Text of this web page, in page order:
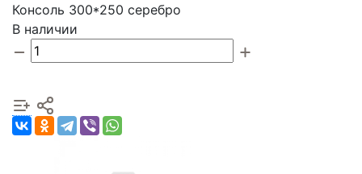
Консоль 300*250 серебро
В наличии